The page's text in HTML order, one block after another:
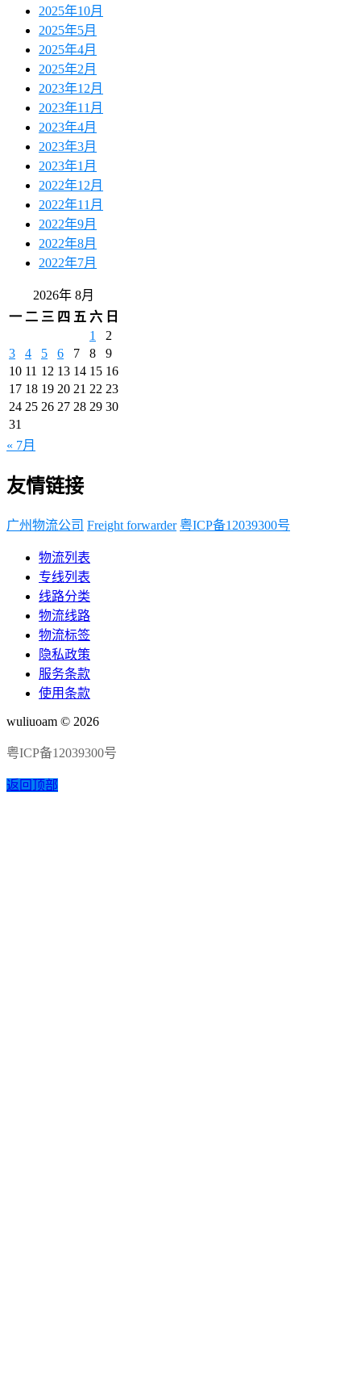
2025年10月
2025年5月
2025年4月
2025年2月
2023年12月
2023年11月
2023年4月
2023年3月
2023年1月
2022年12月
2022年11月
2022年9月
2022年8月
2022年7月
2026年 8月
一 二 三 四 五 六 日
1
2
3
4 5 6 7 8
9
10 11 12 13 14 15 16
17 18 19 20 21 22 23
24 25 26 27 28 29 30
31
« 7月
友情链接
广州物流公司 Freight forwarder 粤ICP备12039300号
物流列表
专线列表
线路分类
物流线路
物流标签
隐私政策
服务条款
使用条款
wuliuoam © 2026
粤ICP备12039300号
返回顶部